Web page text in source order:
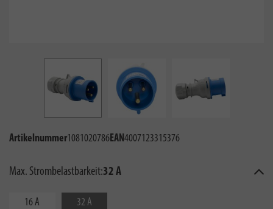
Artikelnummer1081020786EAN4007123315376
Max. Strombelastbarkeit:32 A
16 A 32 A